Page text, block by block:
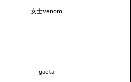
女士venom
gaeta